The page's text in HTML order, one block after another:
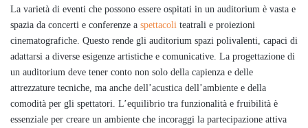
La varietà di eventi che possono essere ospitati in un auditorium è vasta e
spazia da concerti e conferenze a spettacoli teatrali e proiezioni
cinematografiche. Questo rende gli auditorium spazi polivalenti, capaci di
adattarsi a diverse esigenze artistiche e comunicative. La progettazione di
un auditorium deve tener conto non solo della capienza e delle
attrezzature tecniche, ma anche dell’acustica dell’ambiente e della
comodità per gli spettatori. L’equilibrio tra funzionalità e fruibilità è
essenziale per creare un ambiente che incoraggi la partecipazione attiva